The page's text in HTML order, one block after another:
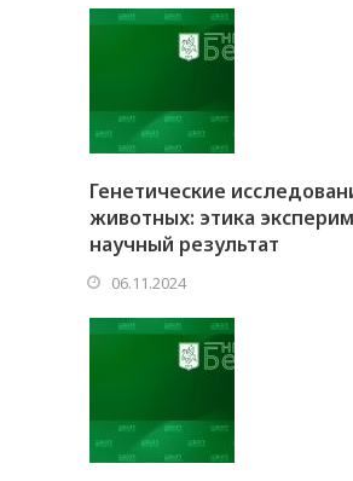
Генетические
животных: этика
научный результат
06.11.2024